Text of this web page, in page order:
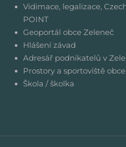
Vidimace, legalizace,
POINT
Geoportál obce Zeleneč
Hlášení závad
Adresář podnikatelů v
Prostory a sportoviště obce
Škola / školka